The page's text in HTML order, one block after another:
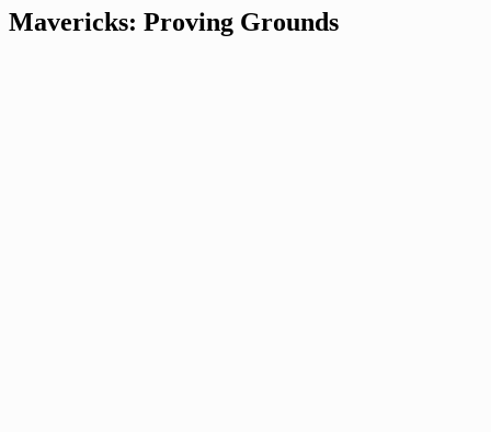
Mavericks: Proving Grounds